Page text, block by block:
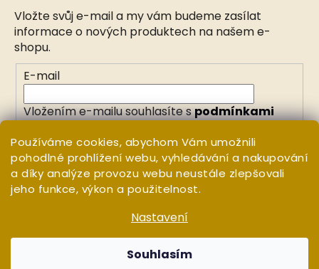
Používáme cookies, abychom Vám umožnili
pohodlné prohlížení webu, vyhledávání a nakupování
a díky analýze provozu webu neustále zlepšovali
jeho funkce, výkon a použitelnost.
Nastavení
Souhlasím
Vložte svůj e-mail a my vám budeme zasílat
informace o nových produktech na našem e-
shopu.
E-mail
Vložením e-mailu souhlasíte spodmínkami
PŘIHLÁSIT SE
Vytvořil Shoptet
WHITE ORCHID